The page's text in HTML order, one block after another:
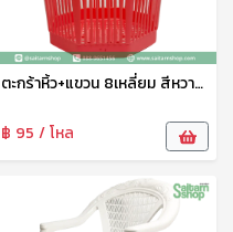
ตะกร้าหิ้ว+แขวน 8เหลี่ยม สีหวาน WN.5959 WN PT
฿ 95 / โหล